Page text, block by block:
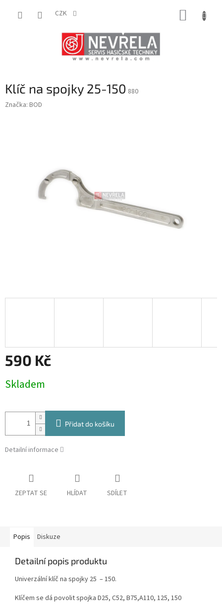
CZK
Klíč na spojky 25-150 880
Značka: BOD
590 Kč
cena:
Skladem
Přidat do košíku
Detailní informace
ZEPTAT SE HLÍDAT SDÍLET
Popis Diskuze
Detailní popis produktu
Univerzální klíč na spojky 25 – 150.
Klíčem se dá povolit spojka D25, C52, B75,A110, 125, 150